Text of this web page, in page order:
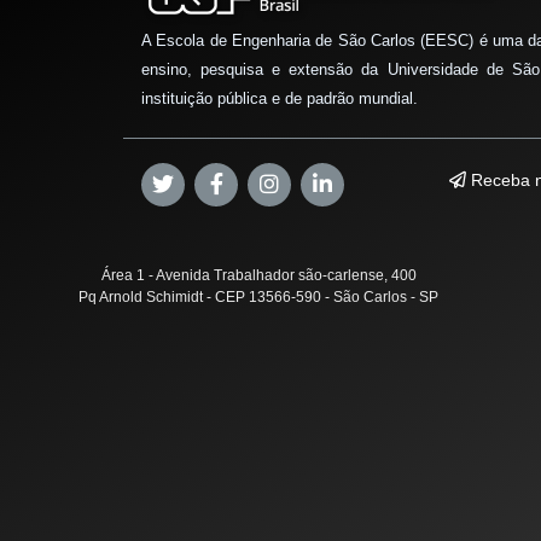
A Escola de Engenharia de São Carlos (EESC) é uma
ensino, pesquisa e extensão da Universidade de
instituição pública e de padrão mundial.
Receba
Área 1 - Avenida Trabalhador são-carlense, 400
Pq Arnold Schimidt - CEP 13566-590 - São Carlos - SP